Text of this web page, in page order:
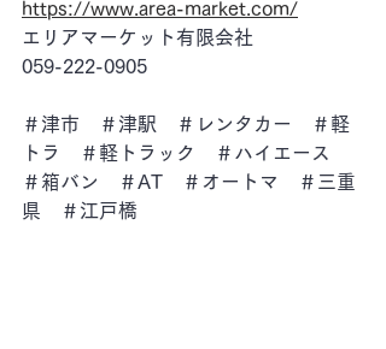
https://www.area-market.com/
エリアマーケット有限会社
059-222-0905
＃津市　＃津駅　＃レンタカー　＃軽
トラ　＃軽トラック　＃ハイエース
＃箱バン　＃AT　＃オートマ　＃三重
県　＃江戸橋